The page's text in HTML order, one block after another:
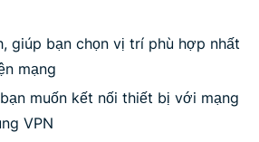
giúp bạn chọn vị trí phù hợp nhất
mạng
muốn kết nối thiết bị với mạng
VPN